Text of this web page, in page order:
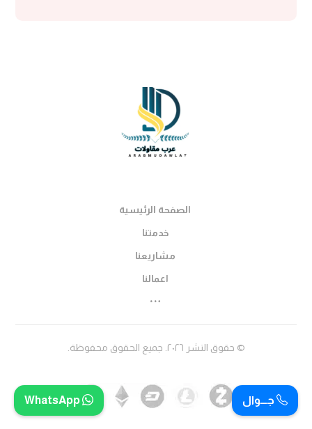
الصفحة الرئيسية
خدمتنا
مشاريعنا
اعمالنا
© حقوق النشر ٢٠٢٦. جميع الحقوق محفوظة.
جـــوال